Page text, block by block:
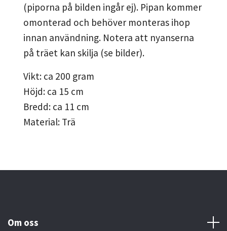
(piporna på bilden ingår ej). Pipan kommer
omonterad och behöver monteras ihop
innan användning. Notera att nyanserna
på träet kan skilja (se bilder).
Vikt: ca 200 gram
Höjd: ca 15 cm
Bredd: ca 11 cm
Material: Trä
Om oss